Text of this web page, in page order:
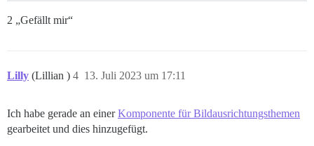
2 „Gefällt mir“
Lilly (Lillian ) 13. Juli 2023 um 17:11
4
Ich habe gerade an einerKomponente für Bildausrichtungsthemen
gearbeitet und dies hinzugefügt.